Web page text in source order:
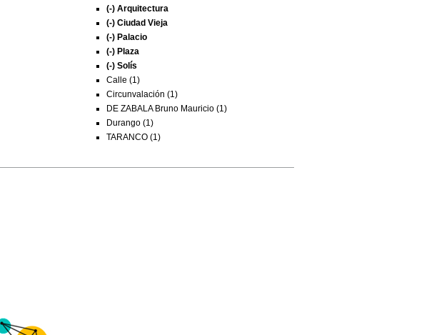
(-) Arquitectura
(-) Ciudad Vieja
(-) Palacio
(-) Plaza
(-) Solís
Calle (1)
Circunvalación (1)
DE ZABALA Bruno Mauricio (1)
Durango (1)
TARANCO (1)